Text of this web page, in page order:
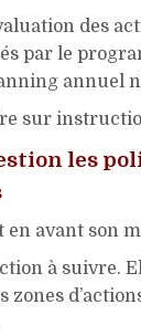
des
par le
annuel
sur
les
en avant son
à suivre.